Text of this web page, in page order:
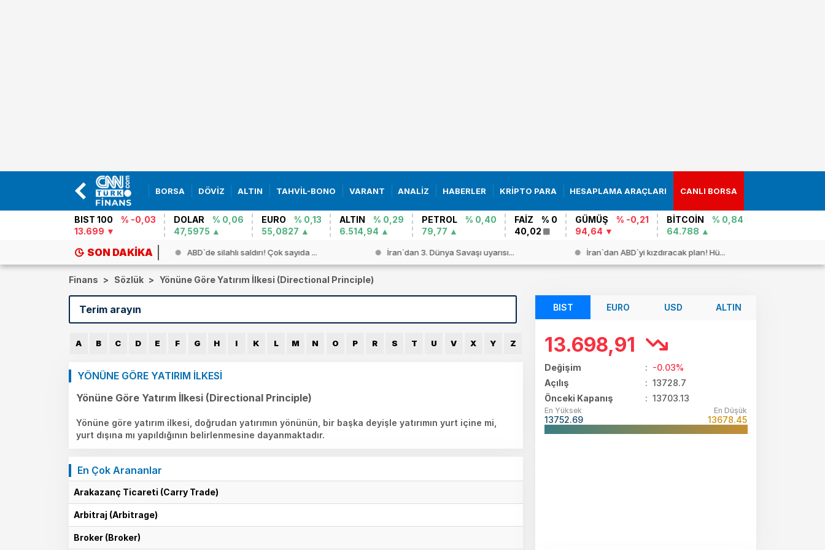
BORSA DÖVİZ ALTIN TAHVİL-BONO VARANT ANALİZ HABERLER KRİPTO PARA HESAPLAMA ARAÇLARI CANLI BORSA
BIST 100
% -0,03
13.699
DOLAR
% 0,06
47,5975
EURO
% 0,13
55,0827
ALTIN
% 0,29
6.514,94
PETROL
% 0,40
79,77
FAİZ
% 0
40,02
GÜMÜŞ
% -0,21
94,64
BİTCOİN
% 0,84
64.788
SON DAKIKA
roketi Ay`a çarptı... ABD`de silahlı saldırı! Çok sayıda ... İran`dan 3. Dünya Savaşı uyarısı... İran`dan ABD`yi kızdıracak plan! Hü...
Finans > Sözlük > Yönüne Göre Yatırım İlkesi (Directional Principle)
A B C D E F G H I K L M N O P R S T U V X Y Z
YÖNÜNE GÖRE YATIRIM İLKESİ
Yönüne Göre Yatırım İlkesi (Directional Principle)
Yönüne göre yatırım ilkesi, doğrudan yatırımın yönünün, bir başka deyişle yatırımın yurt içine mi,
yurt dışına mı yapıldığının belirlenmesine dayanmaktadır.
En Çok Arananlar
Arakazanç Ticareti (Carry Trade)
Arbitraj (Arbitrage)
Broker (Broker)
BIST EURO USD ALTIN
13.698,91
Değişim : -0.03%
Açılış
: 13728.7
Önceki Kapanış
: 13703.13
En Yüksek
13752.69
En Düşük
13678.45